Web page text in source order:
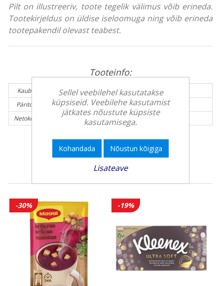
Pilt on illustreeriv, toote tegelik välimus võib erineda.
Tootekirjeldus on üldise iseloomuga ning võib erineda
tootepakendil olevast teabest.
Tooteinfo:
Kaubamärk:
OOOPS
Päritolumaa:
Ungari
Netokogus (g):
291 g
Teised kliendid ostsid veel
-30% -19%
Sellel veebilehel kasutatakse
küpsiseid. Veebilehe kasutamist
jätkates nõustute küpsiste
kasutamisega.
Kohandada Nõustun kõigiga
Lisateave